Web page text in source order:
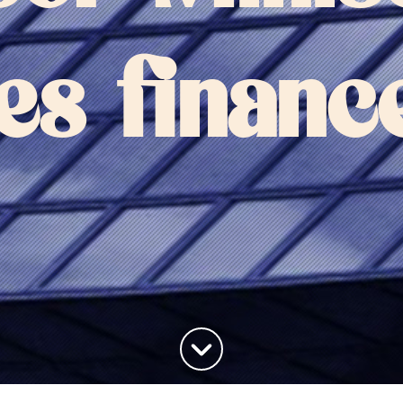
Haut de la page